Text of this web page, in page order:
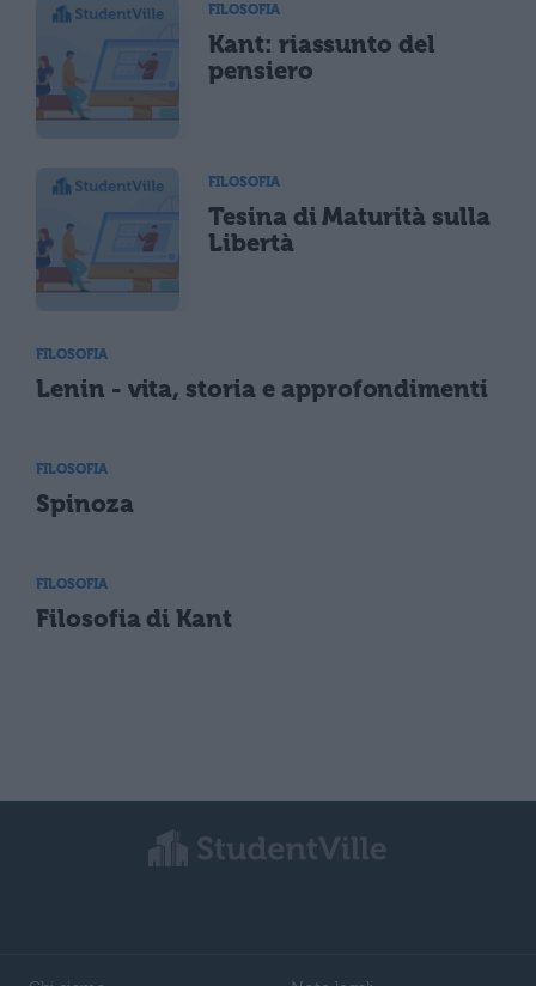
FILOSOFIA
Kant: riassunto del
pensiero
FILOSOFIA
Tesina di Maturità sulla
Libertà
FILOSOFIA
Lenin - vita, storia e approfondimenti
FILOSOFIA
Spinoza
FILOSOFIA
Filosofia di Kant